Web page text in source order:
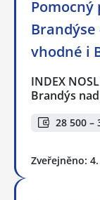
Pomocný
vhodné i
INDEX
Brandýs
28 500 –
Zveřejněno: